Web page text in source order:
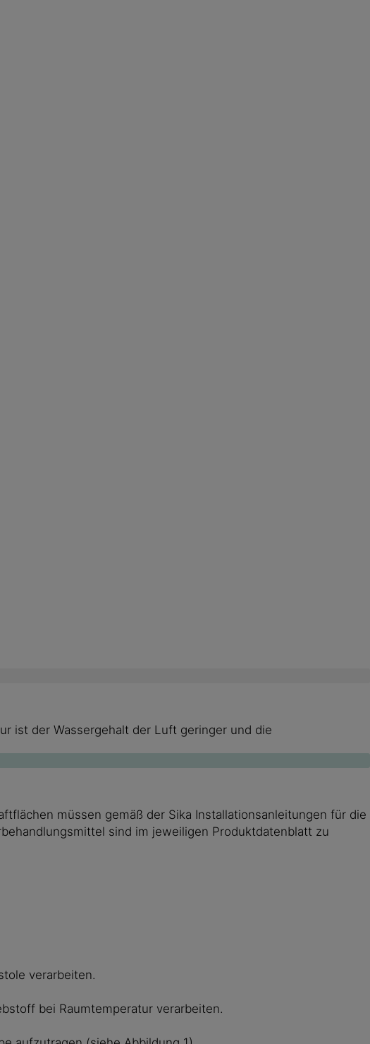
ist der Wassergehalt der Luft geringer und die
müssen gemäß der Sika Installationsanleitungen für die
sind im jeweiligen Produktdatenblatt zu
verarbeiten.
bei Raumtemperatur verarbeiten.